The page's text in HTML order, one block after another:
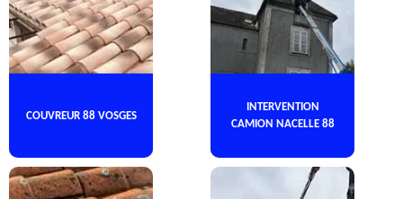
COUVREUR 88 VOSGES
INTERVENTION
CAMION NACELLE 88